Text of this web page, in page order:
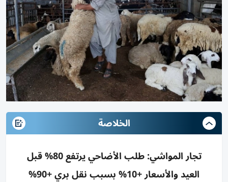
الخلاصة
تجار المواشي: طلب الأضاحي يرتفع 80% قبل
العيد والأسعار +10% بسبب نقل بري +90%